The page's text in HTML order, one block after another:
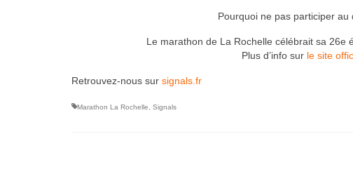
Pourquoi ne pas participer au
Le marathon de La Rochelle célébrait sa 26e
Plus d’info sur le site
Retrouvez-nous sur signals.fr
Marathon La Rochelle Signals